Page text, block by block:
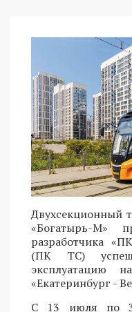
Двухсекционный
«Богатырь-М»
разработчика
(ПК ТС)
эксплуатацию
«Екатеринбург -
С 13 июля по 3